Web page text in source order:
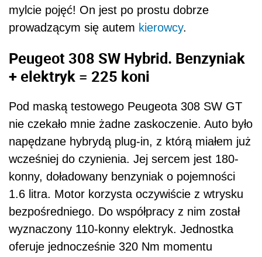
mylcie pojęć! On jest po prostu dobrze
prowadzącym się autem kierowcy.
Peugeot 308 SW Hybrid. Benzyniak
+ elektryk = 225 koni
Pod maską testowego Peugeota 308 SW GT
nie czekało mnie żadne zaskoczenie. Auto było
napędzane hybrydą plug-in, z którą miałem już
wcześniej do czynienia. Jej sercem jest 180-
konny, doładowany benzyniak o pojemności
1.6 litra. Motor korzysta oczywiście z wtrysku
bezpośredniego. Do współpracy z nim został
wyznaczony 110-konny elektryk. Jednostka
oferuje jednocześnie 320 Nm momentu